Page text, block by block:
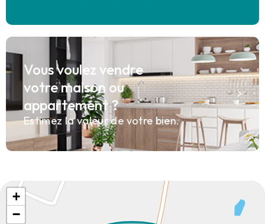
Vous voulez vendre
votre maison ou
appartement ?
Estimez la valeur de votre bien.
+
−